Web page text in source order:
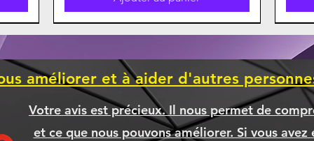
améliorer et à aider d'autres
Votre avis est précieux. Il nous permet de
et ce que nous pouvons améliorer. Si vous